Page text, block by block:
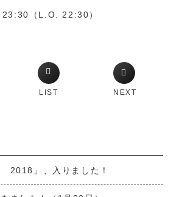
23:30（L.O. 22:30）
LIST NEXT
2018」、入りました！